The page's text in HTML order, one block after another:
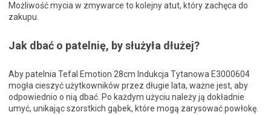
Możliwość mycia w zmywarce to kolejny atut, który zachęca do
zakupu.
Jak dbać o patelnię, by służyła dłużej?
Aby patelnia Tefal Emotion 28cm Indukcja Tytanowa E3000604
mogła cieszyć użytkowników przez długie lata, ważne jest, aby
odpowiednio o nią dbać. Po każdym użyciu należy ją dokładnie
umyć, unikając szorstkich gąbek, które mogą zarysować powłokę.